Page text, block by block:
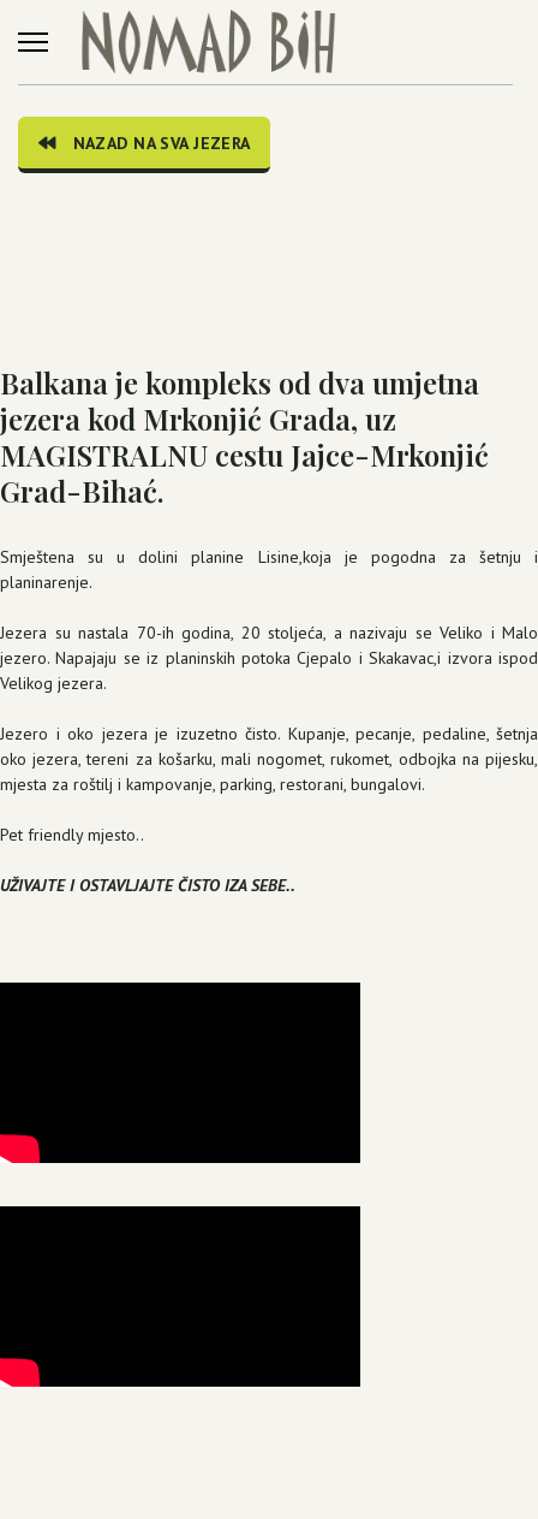
NAZAD NA SVA JEZERA
Balkana je kompleks od dva umjetna
jezera kod Mrkonjić Grada, uz
MAGISTRALNU cestu Jajce-Mrkonjić
Grad-Bihać.
Smještena su u dolini planine Lisine,koja je pogodna za šetnju i
planinarenje.
Jezera su nastala 70-ih godina, 20 stoljeća, a nazivaju se Veliko i Malo
jezero. Napajaju se iz planinskih potoka Cjepalo i Skakavac,i izvora ispod
Velikog jezera.
Jezero i oko jezera je izuzetno čisto. Kupanje, pecanje, pedaline, šetnja
oko jezera, tereni za košarku, mali nogomet, rukomet, odbojka na pijesku,
mjesta za roštilj i kampovanje, parking, restorani, bungalovi.
Pet friendly mjesto..
UŽIVAJTE I OSTAVLJAJTE ČISTO IZA SEBE..